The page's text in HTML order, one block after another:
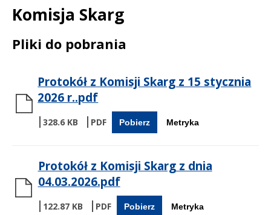
Komisja Skarg
Treść
Pliki do pobrania
Protokół z Komisji Skarg z 15 stycznia
2026 r..pdf
328.6 KB Pobierz Metryka
Protokół z Komisji Skarg z dnia
04.03.2026.pdf
122.87 KB Pobierz Metryka